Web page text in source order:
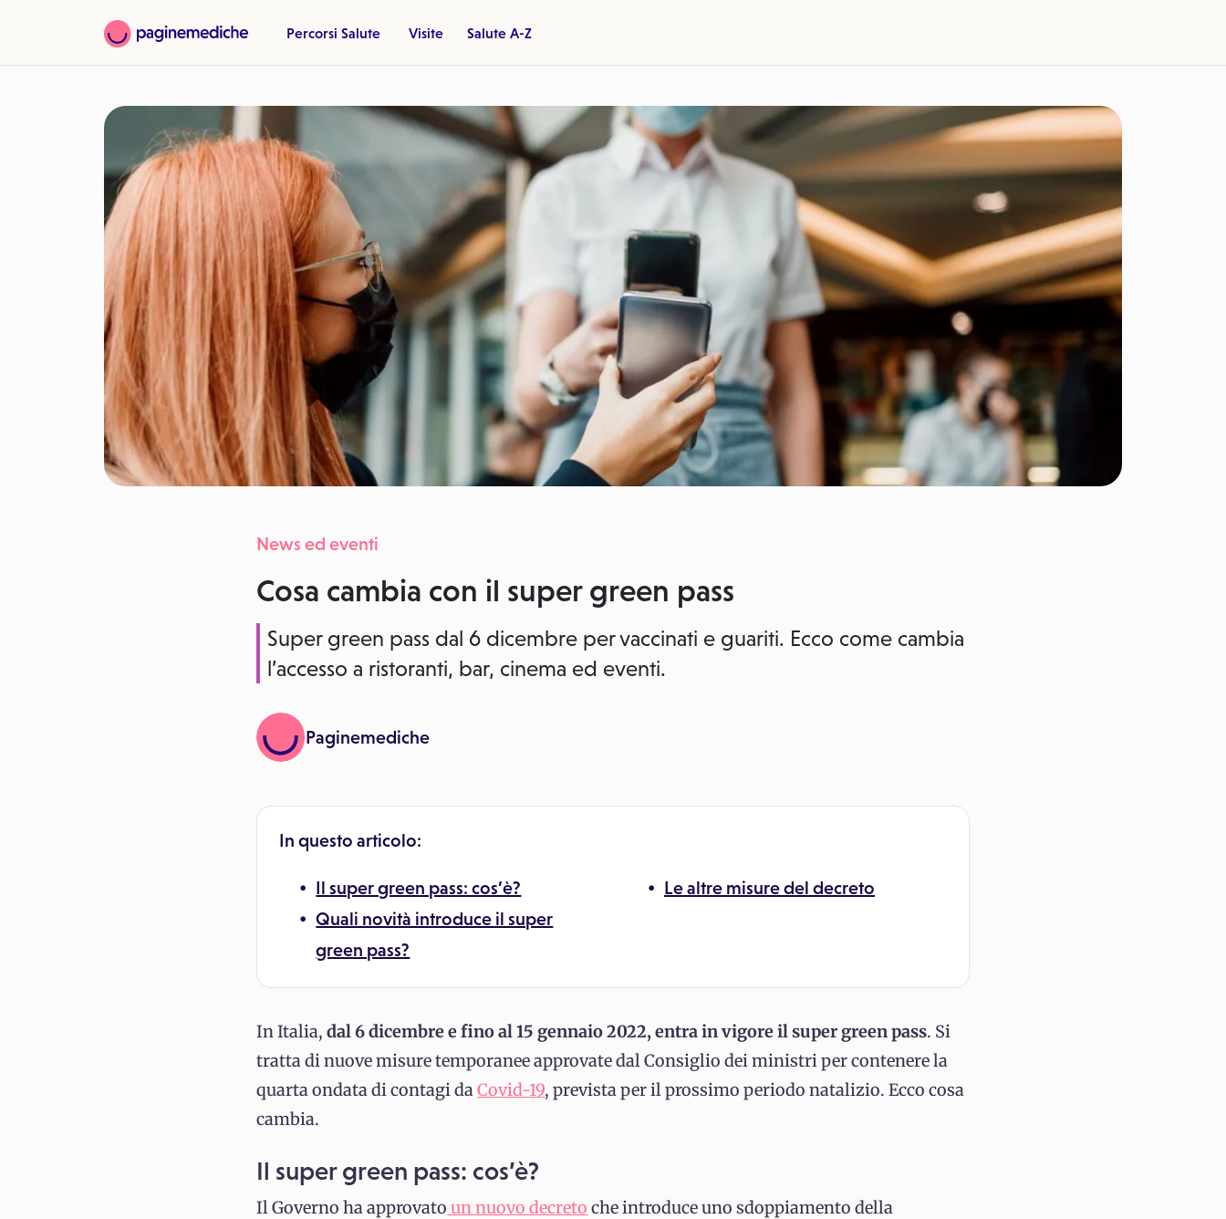
Percorsi Salute Visite Salute A-Z
News ed eventi
Cosa cambia con il super green pass
Super green pass dal 6 dicembre per vaccinati e guariti. Ecco come cambia
l’accesso a ristoranti, bar, cinema ed eventi.
Paginemediche
In questo articolo:
Il super green pass: cos’è?
Quali novità introduce il super
green pass?
Le altre misure del decreto
In Italia,dal 6 dicembre e fino al 15 gennaio 2022, entra in vigore il super green pass. Si
tratta di nuove misure temporanee approvate dal Consiglio dei ministri per contenere la
quarta ondata di contagi daCovid-19, prevista per il prossimo periodo natalizio. Ecco cosa
cambia.
Il super green pass: cos’è?
Il Governo ha approvato un nuovo decreto che introduce uno sdoppiamento della